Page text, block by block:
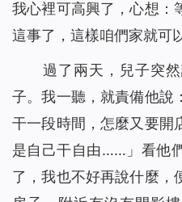
我心裡可高興了，心想：
這事了，這樣咱們家就
過了兩天，兒子突
子。我一聽，就責備他說
干一段時間，怎麼又要開
是自己干自由……」看他
了，我也不好再說什麼，